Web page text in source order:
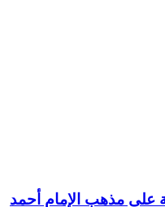
على مذهب الإمام أحمد